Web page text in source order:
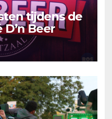
tijdens de
Beer